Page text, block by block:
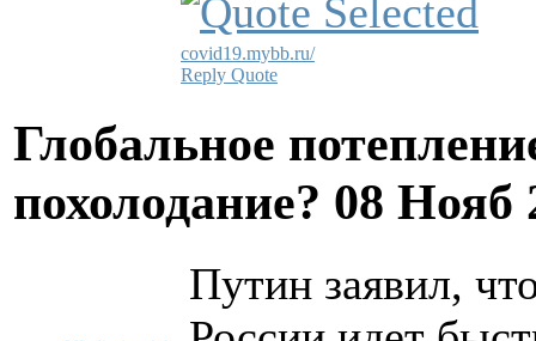
covid19.mybb.ru/
Reply Quote
Глобальное
похолодание? 08 Нояб
Путин заявил,